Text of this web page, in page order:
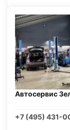
Автосервис
+7 (495) 431-